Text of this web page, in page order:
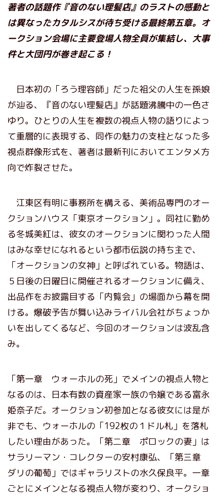
著者の話題作『音のない理髪店』のラストの感動と
は異なったカタルシスが待ち受ける最終第五章。オ
ークション会場に主要登場人物全員が集結し、大事
件と大団円が巻き起こる！
日本初の「ろう理容師」だった祖父の人生を孫娘
が辿る、『音のない理髪店』が話題沸騰中の一色さ
ゆり。ひとりの人生を複数の視点人物の語りによっ
て重層的に表現する、同作の魅力の支柱となった多
視点群像形式を、著者は最新刊においてエンタメ方
向で炸裂させた。
江東区有明に事務所を構える、美術品専門のオー
クションハウス「東京オークション」。同社に勤め
る冬城美紅は、彼女のオークションに関わった人間
はみな幸せになれるという都市伝説の持ち主で、
「オークションの女神」と呼ばれている。物語は、
５日後の日曜日に開催されるオークションに備え、
出品作をお披露目する「内覧会」の場面から幕を開
ける。爆破予告が舞い込みライバル会社がちょっか
いを出してくるなど、今回のオークションは波乱含
み。
「第一章 ウォーホルの死」でメインの視点人物と
なるのは、日本有数の資産家一族の令嬢である富永
姫奈子だ。オークション初参加となる彼女には是が
非でも、ウォーホルの「192枚の１ドル札」を落札
したい理由があった。「第二章 ポロックの妻」は
サラリーマン・コレクターの安村康弘、「第三章
ダリの葡萄」ではギャラリストの水久保良平。一章
ごとにメインとなる視点人物が変わり、オークショ